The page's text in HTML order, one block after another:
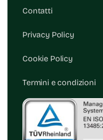
Contatti
Privacy Policy
Cookie Policy
Termini e condizioni